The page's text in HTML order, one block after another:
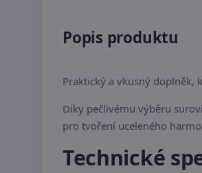
Popis produktu
Praktický a vkusný doplněk,
Díky pečlivému výběru
pro tvoření uceleného
Technické